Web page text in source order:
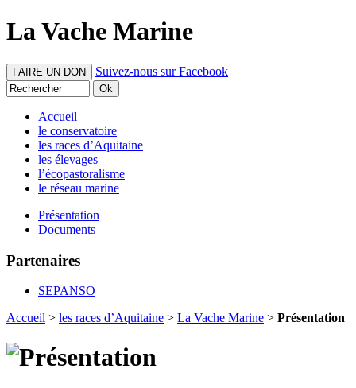
La Vache Marine
FAIRE UN DON Suivez-nous sur Facebook
Accueil
le conservatoire
les races d’Aquitaine
les élevages
l’écopastoralisme
le réseau marine
Présentation
Documents
Partenaires
SEPANSO
Accueil > les races d’Aquitaine > La Vache Marine > Présentation